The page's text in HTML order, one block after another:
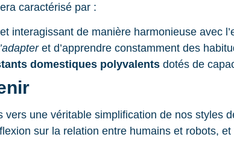
caractérisé par :
et interagissant de manière harmonieuse avec
et d’apprendre constamment des
domestiques polyvalents dotés de
vers une véritable simplification de nos styles
sur la relation entre humains et robots,